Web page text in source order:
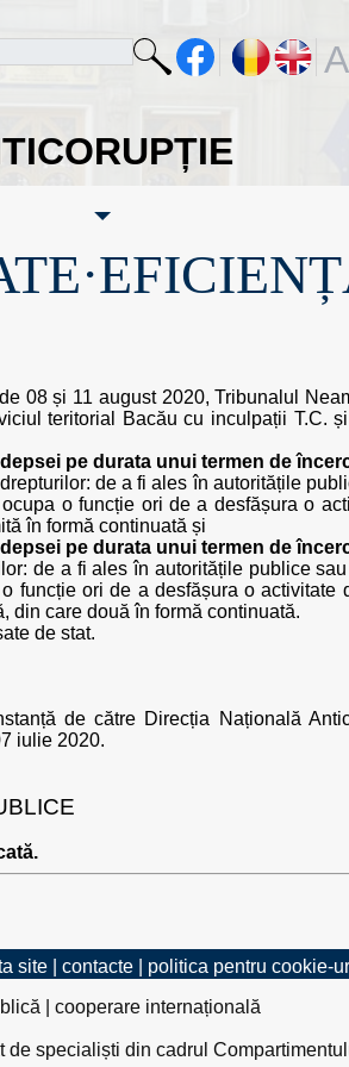
08 și 11 august 2020, Tribunalul
teritorial Bacău cu inculpații T.C.
pe durata unui termen de
de a fi ales în autoritățile
o funcție ori de a desfășura o
în formă continuată și
pe durata unui termen de
de a fi ales în autoritățile publice
funcție ori de a desfășura o activitate
din care două în formă continuată.
de stat.
de către Direcția Națională
iulie 2020.
site| contacte| politica pentru cookie-
cooperare internațională
de specialiști din cadrul